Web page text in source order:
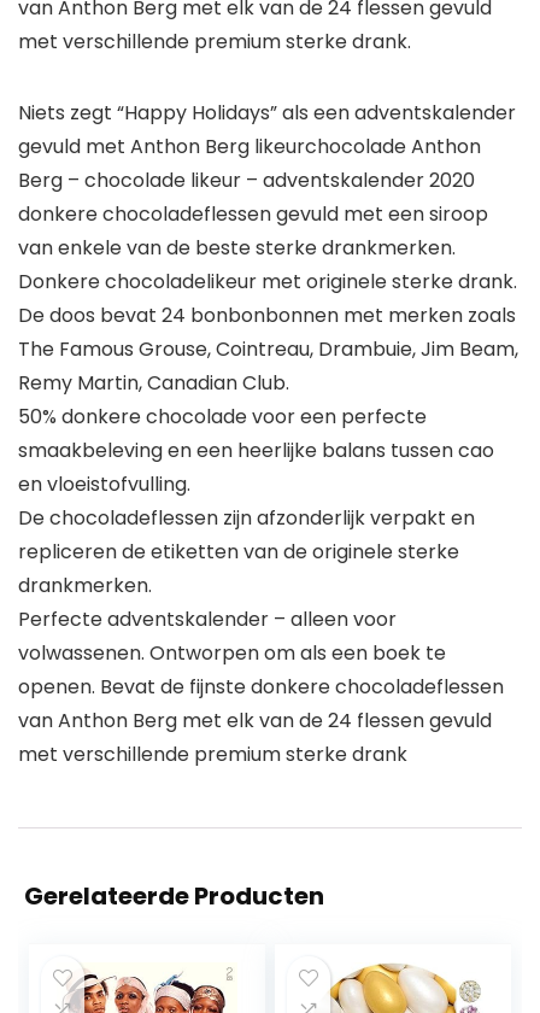
van Anthon Berg met elk van de 24 flessen gevuld
met verschillende premium sterke drank.
Niets zegt “Happy Holidays” als een adventskalender
gevuld met Anthon Berg likeurchocolade Anthon
Berg – chocolade likeur – adventskalender 2020
donkere chocoladeflessen gevuld met een siroop
van enkele van de beste sterke drankmerken.
Donkere chocoladelikeur met originele sterke drank.
De doos bevat 24 bonbonbonnen met merken zoals
The Famous Grouse, Cointreau, Drambuie, Jim Beam,
Remy Martin, Canadian Club.
50% donkere chocolade voor een perfecte
smaakbeleving en een heerlijke balans tussen cao
en vloeistofvulling.
De chocoladeflessen zijn afzonderlijk verpakt en
repliceren de etiketten van de originele sterke
drankmerken.
Perfecte adventskalender – alleen voor
volwassenen. Ontworpen om als een boek te
openen. Bevat de fijnste donkere chocoladeflessen
van Anthon Berg met elk van de 24 flessen gevuld
met verschillende premium sterke drank
Gerelateerde Producten